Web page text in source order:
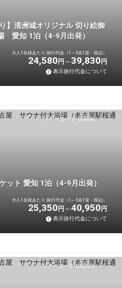
】清洲城オリジナル 切り絵御
愛知 1泊（4-9月出発）
大人1名様あたり 旅行代金（1～5名1室・税込）
24,580 円 39,830 円
表示旅行代金について
ツアーコード Q02CIL
ット 愛知 1泊（4-9月出発）
大人1名様あたり 旅行代金（1～5名1室・税込）
25,350 円 40,950 円
表示旅行代金について
ツアーコード Q02C5Y